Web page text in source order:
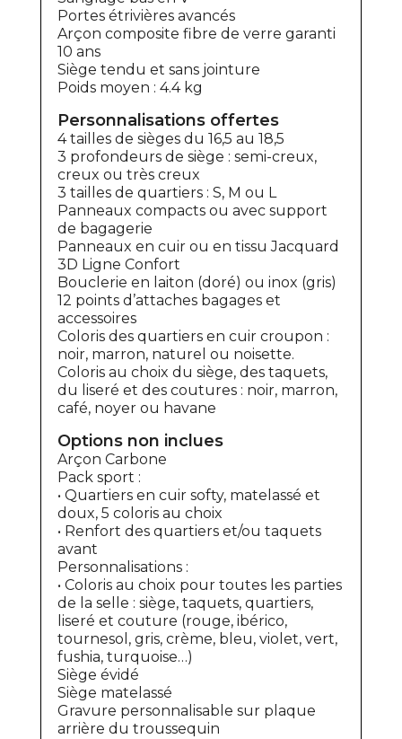
Portes étrivières avancés
Arçon composite fibre de verre garanti
10 ans
Siège tendu et sans jointure
Poids moyen : 4.4 kg
Personnalisations offertes
4 tailles de sièges du 16,5 au 18,5
3 profondeurs de siège : semi-creux,
creux ou très creux
3 tailles de quartiers : S, M ou L
Panneaux compacts ou avec support
de bagagerie
Panneaux en cuir ou en tissu Jacquard
3D Ligne Confort
Bouclerie en laiton (doré) ou inox (gris)
12 points d’attaches bagages et
accessoires
Coloris des quartiers en cuir croupon :
noir, marron, naturel ou noisette.
Coloris au choix du siège, des taquets,
du liseré et des coutures : noir, marron,
café, noyer ou havane
Options non inclues
Arçon Carbone
Pack sport :
• Quartiers en cuir softy, matelassé et
doux, 5 coloris au choix
• Renfort des quartiers et/ou taquets
avant
Personnalisations :
• Coloris au choix pour toutes les parties
de la selle : siège, taquets, quartiers,
liseré et couture (rouge, ibérico,
tournesol, gris, crème, bleu, violet, vert,
fushia, turquoise…)
Siège évidé
Siège matelassé
Gravure personnalisable sur plaque
arrière du troussequin